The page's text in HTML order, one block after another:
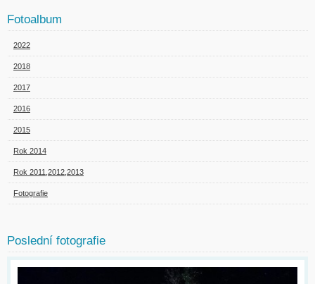
Fotoalbum
2022
2018
2017
2016
2015
Rok 2014
Rok 2011,2012,2013
Fotografie
Poslední fotografie